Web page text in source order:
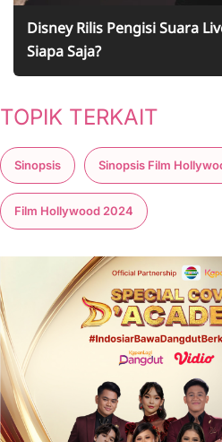
Disney Rilis Pengisi Suara
Siapa Saja?
TOPIK TERKAIT
Sinopsis Sinopsis Film
Film Hollywood 2024